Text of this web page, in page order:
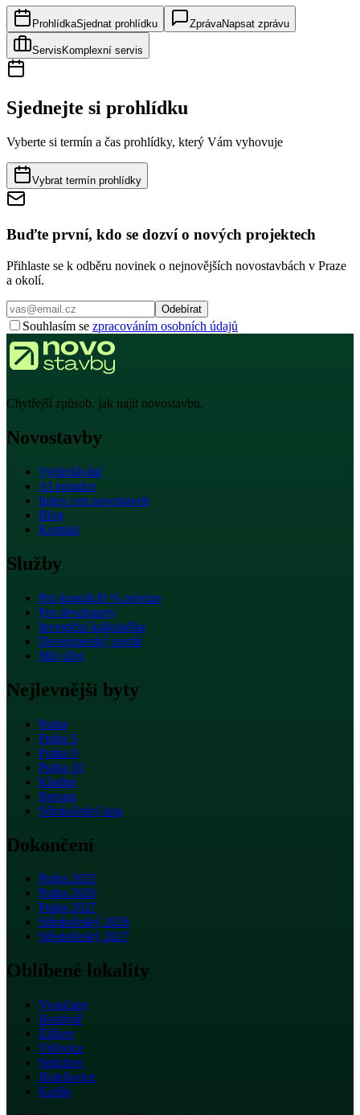
ProhlídkaSjednat prohlídku ZprávaNapsat zprávu
Servis Komplexní servis
Sjednejte si prohlídku
Vyberte si termín a čas prohlídky, který Vám vyhovuje
Vybrat termín prohlídky
Buďte první, kdo se dozví o nových projektech
Přihlaste se k odběru novinek o nejnovějších novostavbách v Praze
a okolí.
Odebírat
Souhlasím se zpracováním osobních údajů
Chytřejší způsob, jak najít novostavbu.
Novostavby
Vyhledávání
AI poradce
Index cen novostaveb
Blog
Kontakt
Služby
Pro kupující0 % provize
Pro developery
Investiční kalkulačka
Developerský portál
Můj účet
Nejlevnější byty
Praha
Praha 5
Praha 9
Praha 10
Kladno
Beroun
Středočeský kraj
Dokončení
Praha 2025
Praha 2026
Praha 2027
Středočeský 2026
Středočeský 2027
Oblíbené lokality
Vysočany
Hostivař
Žižkov
Vršovice
Smíchov
Holešovice
Karlín